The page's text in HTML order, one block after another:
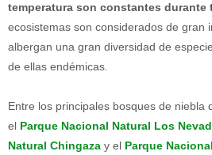
temperatura son constantes durante
ecosistemas son considerados de gran
albergan una gran diversidad de
de ellas endémicas.
Entre los principales bosques de niebla
el Parque Nacional Natural Los
Natural Chingaza y el Parque